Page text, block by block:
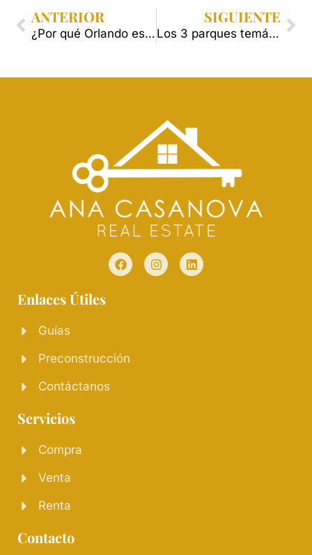
ANTERIOR
¿Por qué Orlando es el destino preferido de millones de turistas cada año?
SIGUIENTE
Los 3 parques temáticos que debes visitar al venir a Orlando:
Enlaces Útiles
Guías
Preconstrucción
Contáctanos
Servicios
Compra
Venta
Renta
Contacto